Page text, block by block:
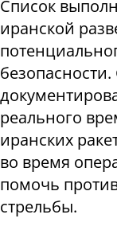
Список
иранской
реального
иранских
во время
помочь
стрельбы.